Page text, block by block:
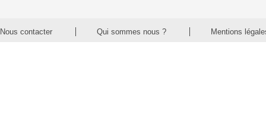
Nous contacter Qui sommes nous ? Mentions